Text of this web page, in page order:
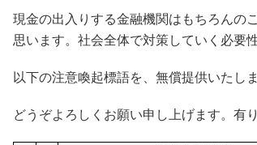
現金の出入りする金融機関はもちろんの
思います。社会全体で対策していく必要
以下の注意喚起標語を、無償提供いたし
どうぞよろしくお願い申し上げます。有